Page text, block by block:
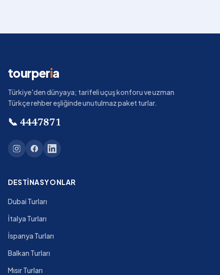
tourperia
Türkiye'den dünyaya; tarifeli uçuş konforu ve uzman
Türkçe rehber eşliğinde unutulmaz paket turlar.
📞 4447871
DESTINASYONLAR
Dubai Turları
İtalya Turları
İspanya Turları
Balkan Turları
Mısır Turları